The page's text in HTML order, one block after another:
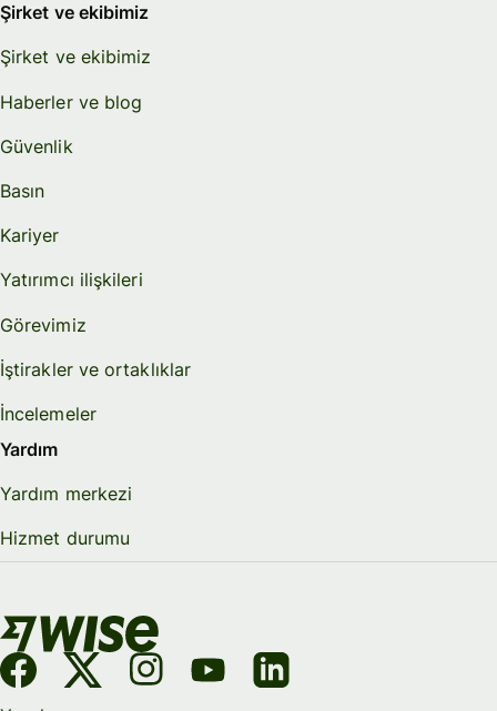
Şirket ve ekibimiz
Şirket ve ekibimiz
Haberler ve blog
Güvenlik
Basın
Kariyer
Yatırımcı ilişkileri
Görevimiz
İştirakler ve ortaklıklar
İncelemeler
Yardım
Yardım merkezi
Hizmet durumu